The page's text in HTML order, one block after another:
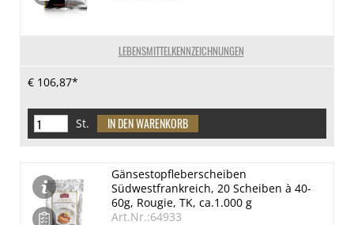
LEBENSMITTELKENNZEICHNUNGEN
€ 106,87*
St.
Gänsestopfleberscheiben
Südwestfrankreich, 20 Scheiben à 40-
60g, Rougie, TK, ca.1.000 g
Art.Nr.:64933